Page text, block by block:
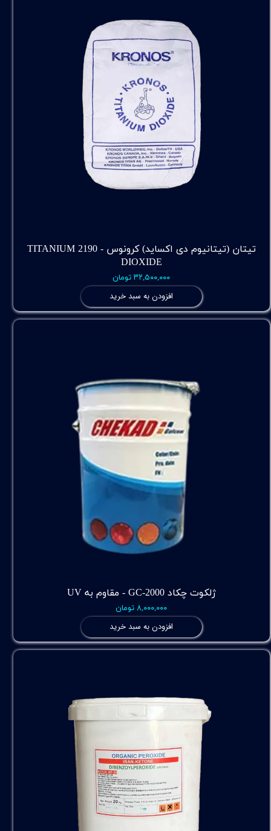
تیتان (تیتانیوم دی اکساید) کرونوس - 2190 TITANIUM
DIOXIDE
۳۲,۵۰۰,۰۰۰ تومان
افزودن به سبد خرید
ژلکوت چکاد GC-2000 - مقاوم به UV
۸,۰۰۰,۰۰۰ تومان
افزودن به سبد خرید